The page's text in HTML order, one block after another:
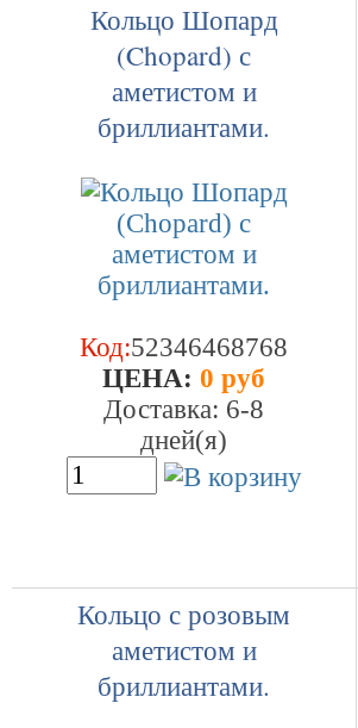
Кольцо Шопард
(Chopard) с
аметистом и
бриллиантами.
Код:52346468768
ЦEHA: 0 руб
Доставка: 6-8
дней(я)
Кольцо с розовым
аметистом и
бриллиантами.